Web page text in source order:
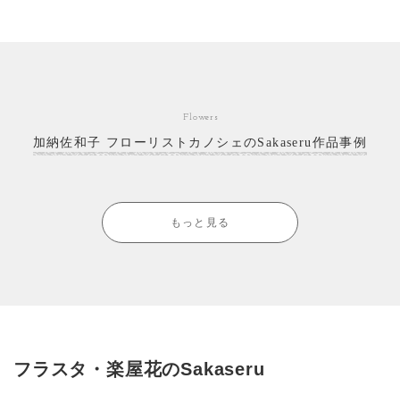
Flowers
加納佐和子 フローリストカノシェのSakaseru作品事例
もっと見る
フラスタ・楽屋花のSakaseru